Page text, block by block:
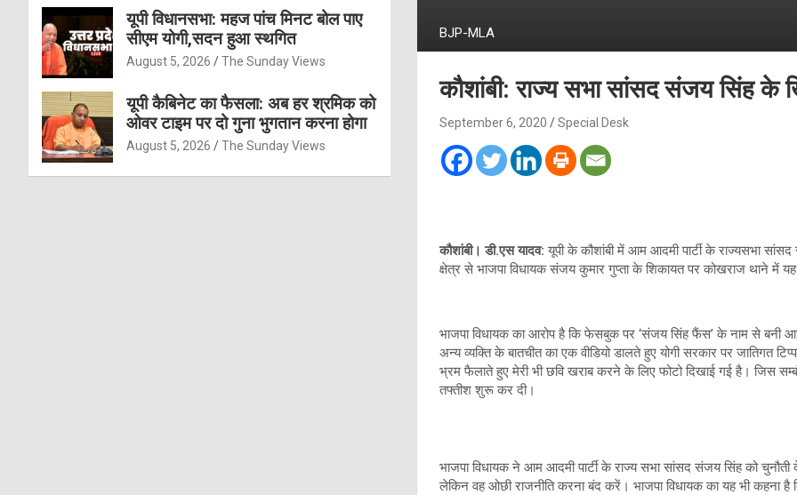
BJP-MLA
कौशांबी: राज्य सभा सांसद संजय सिंह
September 6, 2020 Special Desk
कौशांबी। डी.एस यादव:यूपी के कौशांबी में आम आदमी पार्टी के राज्यसभा
क्षेत्र से भाजपा विधायक संजय कुमार गुप्ता के शिकायत पर कोखराज थाने में
भाजपा विधायक का आरोप है कि फेसबुक पर ‘संजय सिंह फैंस’ के नाम से बनी
अन्य व्यक्ति के बातचीत का एक वीडियो डालते हुए योगी सरकार पर जातिगत
भ्रम फैलाते हुए मेरी भी छवि खराब करने के लिए फोटो दिखाई गई है। जिस
तफ्तीश शुरू कर दी।
भाजपा विधायक ने आम आदमी पार्टी के राज्य सभा सांसद संजय सिंह को
लेकिन वह ओछी राजनीति करना बंद करें। भाजपा विधायक का यह भी कहना है
यूपी विधानसभा: महज पांच मिनट बोल पाए
सीएम योगी,सदन हुआ स्थगित
August 5, 2026 The Sunday Views
यूपी कैबिनेट का फैसला: अब हर श्रमिक को
ओवर टाइम पर दो गुना भुगतान करना होगा
August 5, 2026 The Sunday Views